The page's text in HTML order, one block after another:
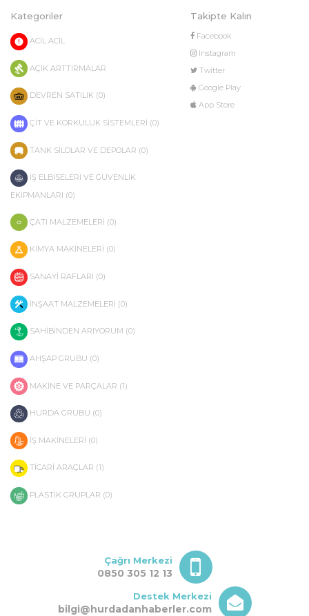
Kategoriler
ACİL ACİL
AÇIK ARTTIRMALAR
DEVREN SATILIK (0)
ÇİT VE KORKULUK SİSTEMLERİ (0)
TANK SİLOLAR VE DEPOLAR (0)
İŞ ELBİSELERİ VE GÜVENLİK
EKİPMANLARI (0)
ÇATI MALZEMELERİ (0)
KİMYA MAKİNELERİ (0)
SANAYİ RAFLARI (0)
İNŞAAT MALZEMELERİ (0)
SAHİBİNDEN ARIYORUM (0)
AHŞAP GRUBU (0)
MAKİNE VE PARÇALAR (1)
HURDA GRUBU (0)
İŞ MAKİNELERİ (0)
TİCARİ ARAÇLAR (1)
PLASTİK GRUPLAR (0)
Takipte Kalın
Facebook
Instagram
Twitter
Google Play
App Store
Çağrı Merkezi
0850 305 12 13
Destek Merkezi
bilgi@hurdadanhaberler.com